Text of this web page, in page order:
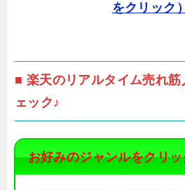
をクリック
■ 楽天のリアルタイム売れ
ェック♪
お好みのジャンルをクリ